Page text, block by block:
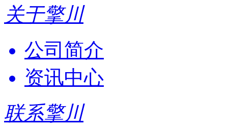
关于擎川
公司简介
资讯中心
联系擎川